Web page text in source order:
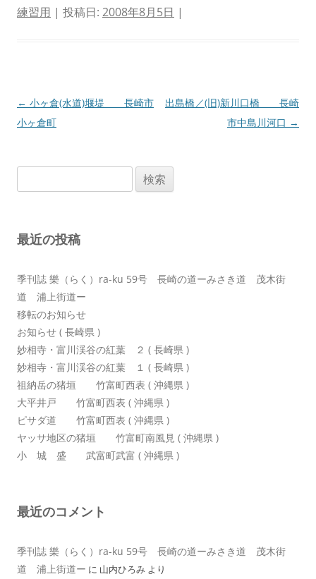
練習用 | 投稿日: 2008年8月5日 |
投
稿
ョ
← 小ヶ倉(水道)堰堤 長崎市
小ヶ倉町
出島橋／(旧)新川口橋 長崎
市中島川河口 →
索:
最近の投稿
季刊誌 樂（らく）ra-ku 59号 長崎の道ーみさき道 茂木街
道 浦上街道ー
移転のお知らせ
お知らせ ( 長崎県 )
妙相寺・富川渓谷の紅葉 ２ ( 長崎県 )
妙相寺・富川渓谷の紅葉 １ ( 長崎県 )
祖納岳の猪垣 竹富町西表 ( 沖縄県 )
大平井戸 竹富町西表 ( 沖縄県 )
ピサダ道 竹富町西表 ( 沖縄県 )
ヤッサ地区の猪垣 竹富町南風見 ( 沖縄県 )
小 城 盛 武富町武富 ( 沖縄県 )
最近のコメント
季刊誌 樂（らく）ra-ku 59号 長崎の道ーみさき道 茂木街
道 浦上街道ー に 山内ひろみ より